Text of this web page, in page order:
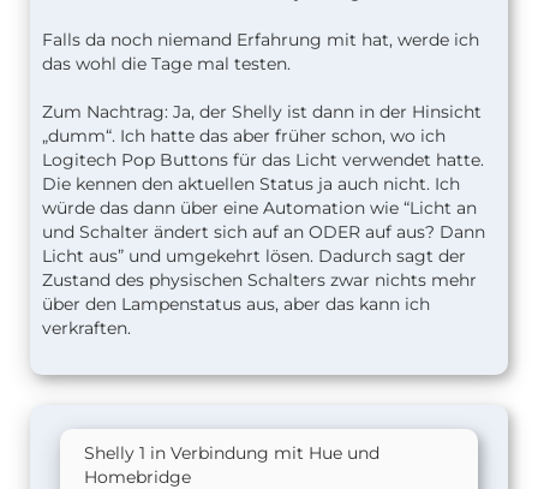
Falls da noch niemand Erfahrung mit hat, werde ich
das wohl die Tage mal testen.
Zum Nachtrag: Ja, der Shelly ist dann in der Hinsicht
„dumm“. Ich hatte das aber früher schon, wo ich
Logitech Pop Buttons für das Licht verwendet hatte.
Die kennen den aktuellen Status ja auch nicht. Ich
würde das dann über eine Automation wie “Licht an
und Schalter ändert sich auf an ODER auf aus? Dann
Licht aus” und umgekehrt lösen. Dadurch sagt der
Zustand des physischen Schalters zwar nichts mehr
über den Lampenstatus aus, aber das kann ich
verkraften.
Shelly 1 in Verbindung mit Hue und
Homebridge